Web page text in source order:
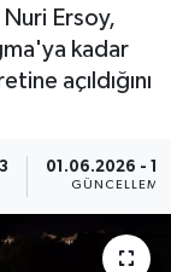
Nuri Ersoy,
kadar
açıldığını
01.06.2026 -
GÜNCELLEME